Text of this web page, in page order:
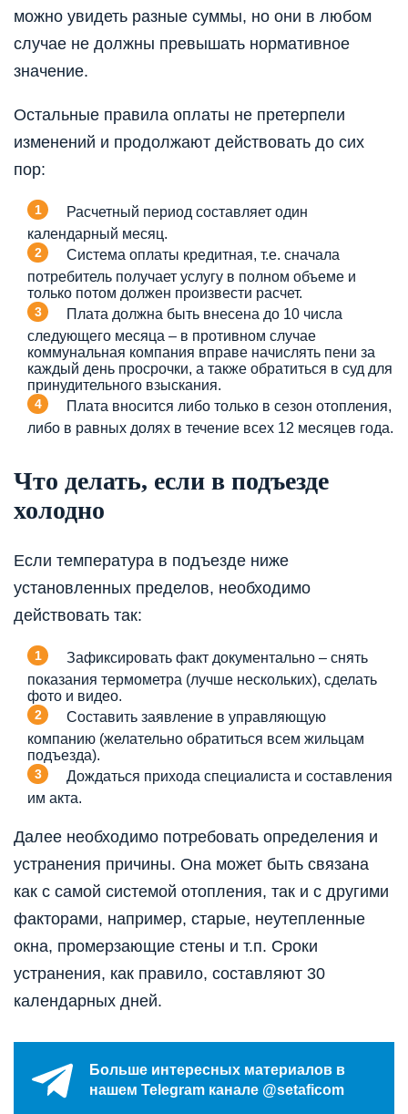
можно увидеть разные суммы, но они в любом
случае не должны превышать нормативное
значение.
Остальные правила оплаты не претерпели
изменений и продолжают действовать до сих
пор:
Расчетный период составляет один
календарный месяц.
Система оплаты кредитная, т.е. сначала
потребитель получает услугу в полном объеме и
только потом должен произвести расчет.
Плата должна быть внесена до 10 числа
следующего месяца – в противном случае
коммунальная компания вправе начислять пени за
каждый день просрочки, а также обратиться в суд для
принудительного взыскания.
Плата вносится либо только в сезон отопления,
либо в равных долях в течение всех 12 месяцев года.
Что делать, если в подъезде
холодно
Если температура в подъезде ниже
установленных пределов, необходимо
действовать так:
Зафиксировать факт документально – снять
показания термометра (лучше нескольких), сделать
фото и видео.
Составить заявление в управляющую
компанию (желательно обратиться всем жильцам
подъезда).
Дождаться прихода специалиста и составления
им акта.
Далее необходимо потребовать определения и
устранения причины. Она может быть связана
как с самой системой отопления, так и с другими
факторами, например, старые, неутепленные
окна, промерзающие стены и т.п. Сроки
устранения, как правило, составляют 30
календарных дней.
Больше интересных материалов в
нашем Telegram канале @setaficom